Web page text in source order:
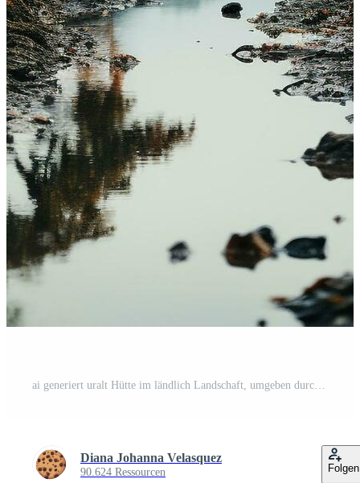
ai generiert uralt Hütte im ländlich Landschaft, umgeben durch Berge und Wasser generiert durch ai Kostenloses Foto
Diana Johanna Velasquez
90.624 Ressourcen Folgen